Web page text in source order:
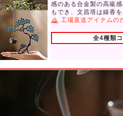
感のある合金製の高級
もでき、文昌塔は線香
工場直送アイテムの
全4種類